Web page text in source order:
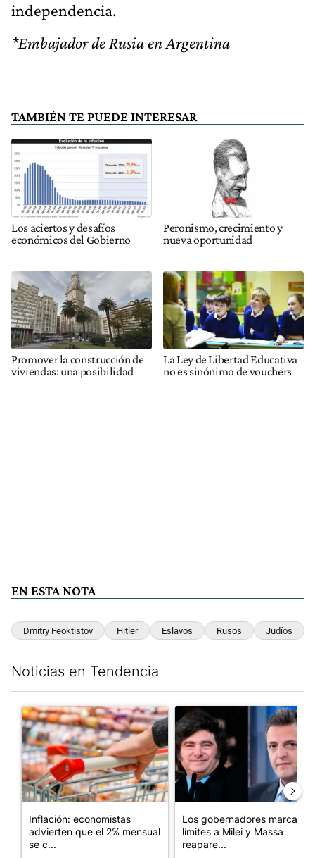
independencia.
*Embajador de Rusia en Argentina
TAMBIÉN TE PUEDE INTERESAR
Los aciertos y desafíos
económicos del Gobierno
Peronismo, crecimiento y
nueva oportunidad
Promover la construcción de
viviendas: una posibilidad
La Ley de Libertad Educativa
no es sinónimo de vouchers
EN ESTA NOTA
Dmitry Feoktistov Hitler Eslavos Rusos Judíos
Noticias en Tendencia
Un artículo de tendencia con el título "Inflación: economistas
Inflación: economistas
advierten que el 2% mensual
se c...
Un artículo de tendencia
Los gobernadores marcan
límites a Milei y Massa
reapare...